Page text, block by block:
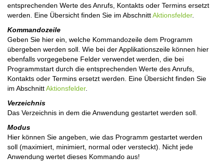
entsprechenden Werte des Anrufs, Kontakts oder Termins ersetzt
werden. Eine Übersicht finden Sie im AbschnittAktionsfelder.
Kommandozeile
Geben Sie hier ein, welche Kommandozeile dem Programm
übergeben werden soll. Wie bei der Applikationszeile können hier
ebenfalls vorgegebene Felder verwendet werden, die bei
Programmstart durch die entsprechenden Werte des Anrufs,
Kontakts oder Termins ersetzt werden. Eine Übersicht finden Sie
im AbschnittAktionsfelder.
Verzeichnis
Das Verzeichnis in dem die Anwendung gestartet werden soll.
Modus
Hier können Sie angeben, wie das Programm gestartet werden
soll (maximiert, minimiert, normal oder versteckt). Nicht jede
Anwendung wertet dieses Kommando aus!